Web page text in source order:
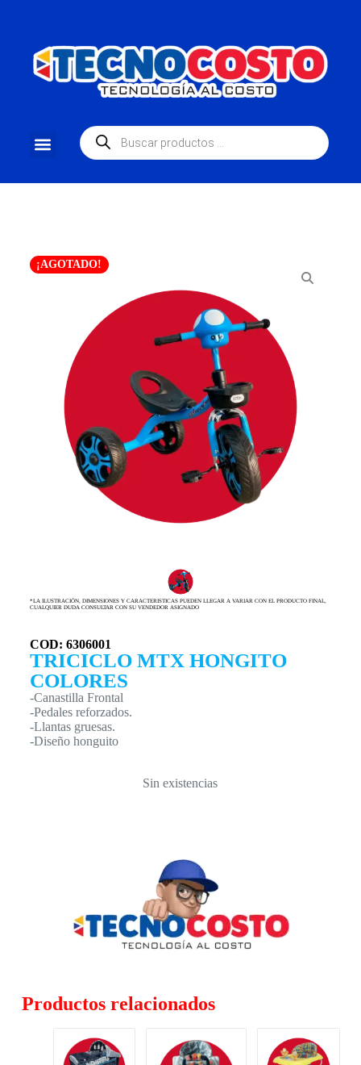
¡AGOTADO!
*LA ILUSTRACIÓN, DIMENSIONES Y CARACTERISTICAS PUEDEN LLEGAR A VARIAR CON EL PRODUCTO FINAL,
CUALQUIER DUDA CONSULTAR CON SU VENDEDOR ASIGNADO
COD: 6306001
TRICICLO MTX HONGITO
COLORES
-Canastilla Frontal
-Pedales reforzados.
-Llantas gruesas.
-Diseño honguito
Sin existencias
Productos relacionados